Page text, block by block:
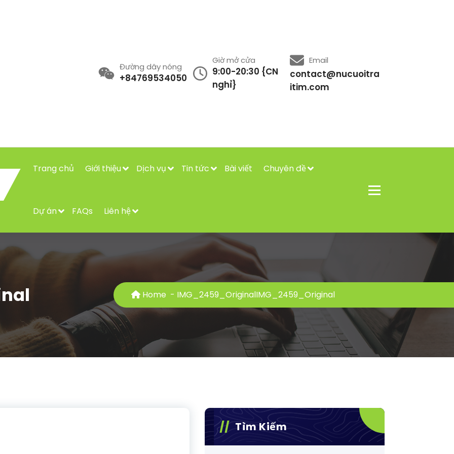
Đường dây nóng
+84769534050
Giờ mở cửa
9:00-20:30 {CN
nghỉ}
Email
contact@nucuoitra
itim.com
Trang chủ Giới thiệu Dịch vụ Tin tức Bài viết Chuyên đề
Dự án FAQs Liên hệ
Home - IMG_2459_OriginalIMG_2459_Original
Tìm Kiếm